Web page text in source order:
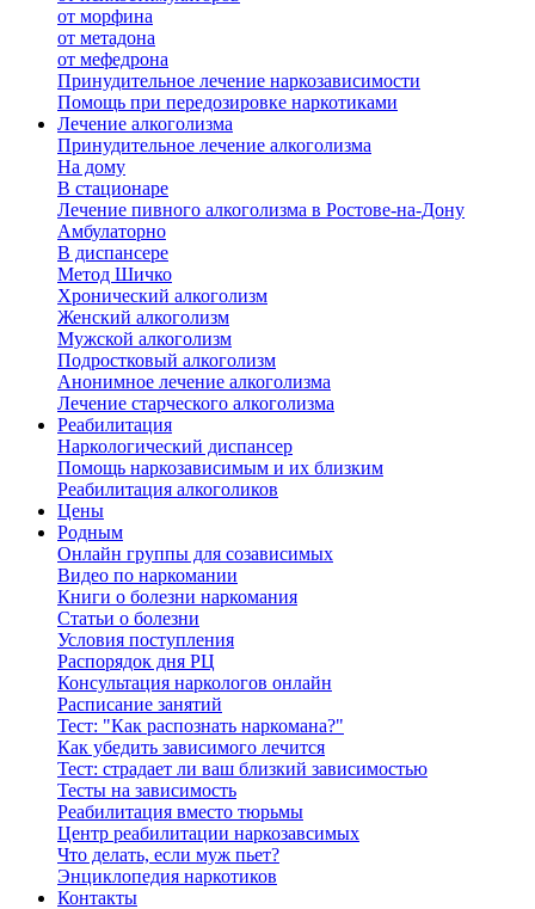
от морфина
от метадона
от мефедрона
Принудительное лечение наркозависимости
Помощь при передозировке наркотиками
Лечение алкоголизма
Принудительное лечение алкоголизма
На дому
В стационаре
Лечение пивного алкоголизма в Ростове-на-Дону
Амбулаторно
В диспансере
Метод Шичко
Хронический алкоголизм
Женский алкоголизм
Мужской алкоголизм
Подростковый алкоголизм
Анонимное лечение алкоголизма
Лечение старческого алкоголизма
Реабилитация
Наркологический диспансер
Помощь наркозависимым и их близким
Реабилитация алкоголиков
Цены
Родным
Онлайн группы для созависимых
Видео по наркомании
Книги о болезни наркомания
Статьи о болезни
Условия поступления
Распорядок дня РЦ
Консультация наркологов онлайн
Расписание занятий
Тест: "Как распознать наркомана?"
Как убедить зависимого лечится
Тест: страдает ли ваш близкий зависимостью
Тесты на зависимость
Реабилитация вместо тюрьмы
Центр реабилитации наркозавсимых
Что делать, если муж пьет?
Энциклопедия наркотиков
Контакты